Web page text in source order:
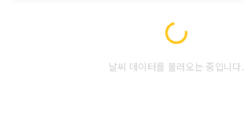
Loading...
날씨 데이터를 불러오는 중입니다.